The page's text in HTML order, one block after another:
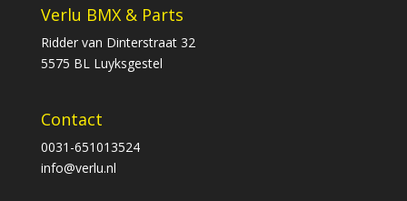
Verlu BMX & Parts
Ridder van Dinterstraat 32
5575 BL Luyksgestel
Contact
0031-651013524
info@verlu.nl